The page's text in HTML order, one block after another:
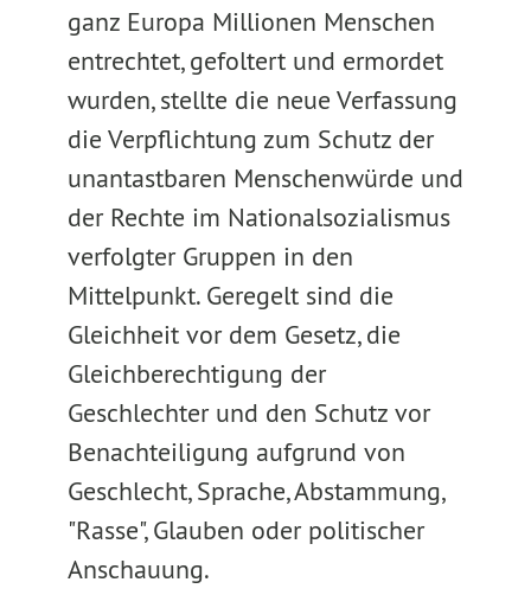
ganz Europa Millionen Menschen
entrechtet, gefoltert und ermordet
wurden, stellte die neue Verfassung
die Verpflichtung zum Schutz der
unantastbaren Menschenwürde und
der Rechte im Nationalsozialismus
verfolgter Gruppen in den
Mittelpunkt. Geregelt sind die
Gleichheit vor dem Gesetz, die
Gleichberechtigung der
Geschlechter und den Schutz vor
Benachteiligung aufgrund von
Geschlecht, Sprache, Abstammung,
"Rasse", Glauben oder politischer
Anschauung.